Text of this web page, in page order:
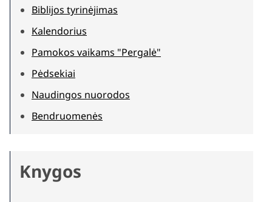
Biblijos tyrinėjimas
Kalendorius
Pamokos vaikams "Pergalė"
Pėdsekiai
Naudingos nuorodos
Bendruomenės
Knygos